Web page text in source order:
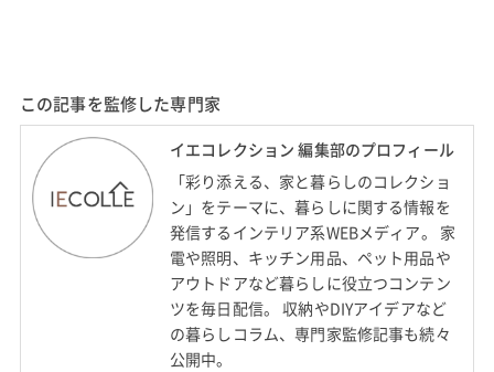
この記事を監修した専門家
イエコレクション 編集部のプロフィール
「彩り添える、家と暮らしのコレクショ
ン」をテーマに、暮らしに関する情報を
発信するインテリア系WEBメディア。 家
電や照明、キッチン用品、ペット用品や
アウトドアなど暮らしに役立つコンテン
ツを毎日配信。 収納やDIYアイデアなど
の暮らしコラム、専門家監修記事も続々
公開中。